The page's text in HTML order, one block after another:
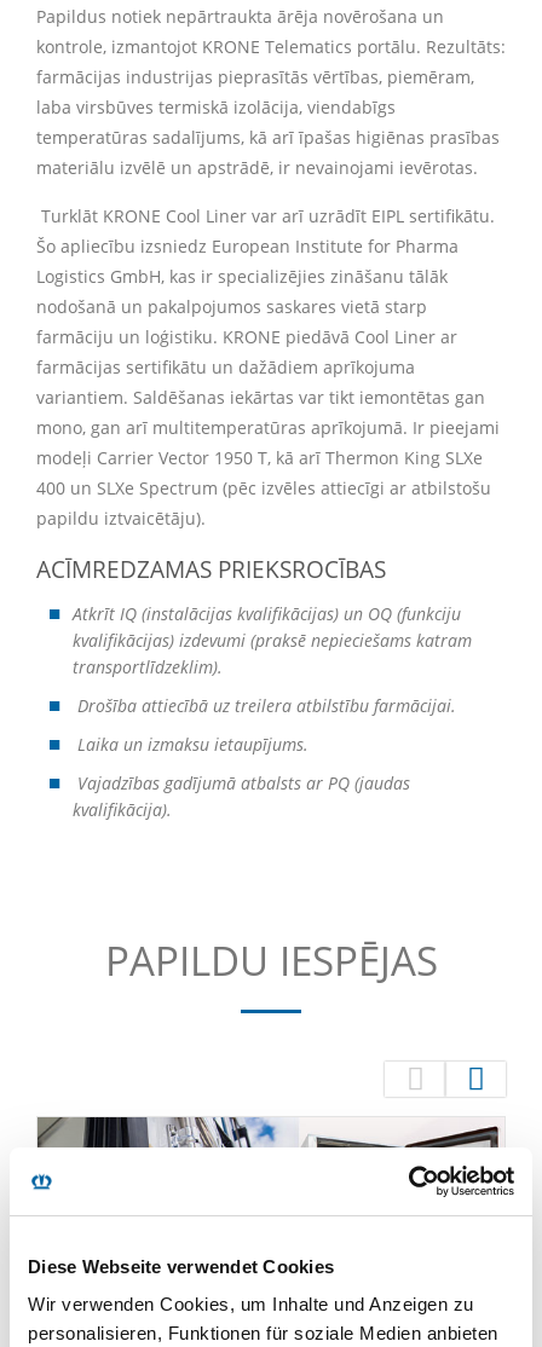
Diese Webseite verwendet Cookies
Wir verwenden Cookies, um Inhalte und Anzeigen zu
personalisieren, Funktionen für soziale Medien anbieten
Papildus notiek nepārtraukta ārēja novērošana un
kontrole, izmantojot KRONE Telematics portālu. Rezultāts:
farmācijas industrijas pieprasītās vērtības, piemēram,
laba virsbūves termiskā izolācija, viendabīgs
temperatūras sadalījums, kā arī īpašas higiēnas prasības
materiālu izvēlē un apstrādē, ir nevainojami ievērotas.
Turklāt KRONE Cool Liner var arī uzrādīt EIPL sertifikātu.
Šo apliecību izsniedz European Institute for Pharma
Logistics GmbH, kas ir specializējies zināšanu tālāk
nodošanā un pakalpojumos saskares vietā starp
farmāciju un loģistiku. KRONE piedāvā Cool Liner ar
farmācijas sertifikātu un dažādiem aprīkojuma
variantiem. Saldēšanas iekārtas var tikt iemontētas gan
mono, gan arī multitemperatūras aprīkojumā. Ir pieejami
modeļi Carrier Vector 1950 T, kā arī Thermon King SLXe
400 un SLXe Spectrum (pēc izvēles attiecīgi ar atbilstošu
papildu iztvaicētāju).
ACĪMREDZAMAS PRIEKSROCĪBAS
Atkrīt IQ (instalācijas kvalifikācijas) un OQ (funkciju
kvalifikācijas) izdevumi (praksē nepieciešams katram
transportlīdzeklim).
Drošība attiecībā uz treilera atbilstību farmācijai.
Laika un izmaksu ietaupījums.
Vajadzības gadījumā atbalsts ar PQ (jaudas
kvalifikācija).
PAPILDU IESPĒJAS